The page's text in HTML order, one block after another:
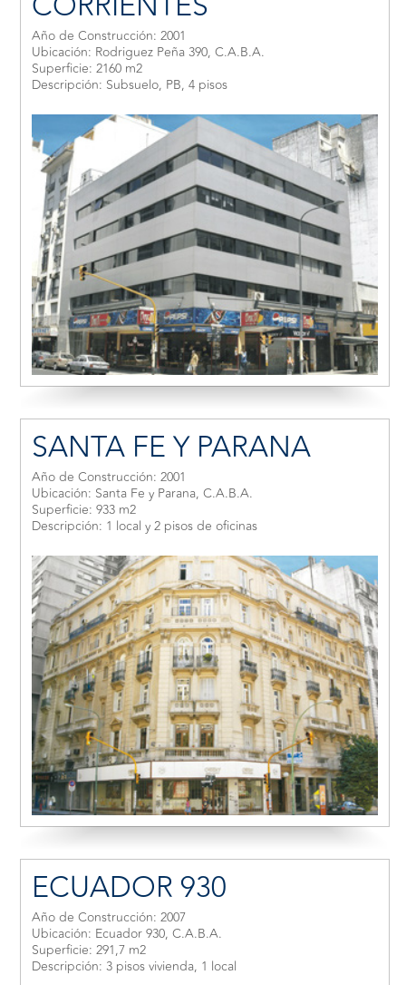
Año de Construcción: 2001
Ubicación: Rodriguez Peña 390, C.A.B.A.
Superficie: 2160 m2
Descripción: Subsuelo, PB, 4 pisos
SANTA FE Y PARANA
Año de Construcción: 2001
Ubicación: Santa Fe y Parana, C.A.B.A.
Superficie: 933 m2
Descripción: 1 local y 2 pisos de oficinas
ECUADOR 930
Año de Construcción: 2007
Ubicación: Ecuador 930, C.A.B.A.
Superficie: 291,7 m2
Descripción: 3 pisos vivienda, 1 local